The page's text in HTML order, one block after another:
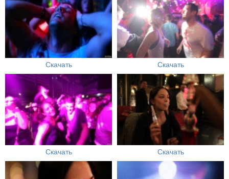
Скачать Скачать
Скачать Скачать